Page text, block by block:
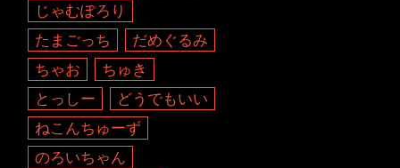
じゃむぽろり
たまごっち
だめぐるみ
ちゃお
ちゅき
とっしー
どうでもいい
ねこんちゅーず
のろいちゃん